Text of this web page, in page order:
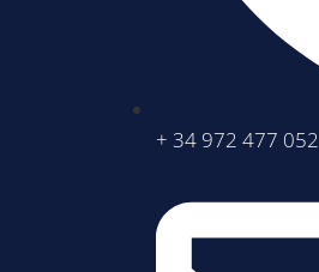
+ 34 972 477 052